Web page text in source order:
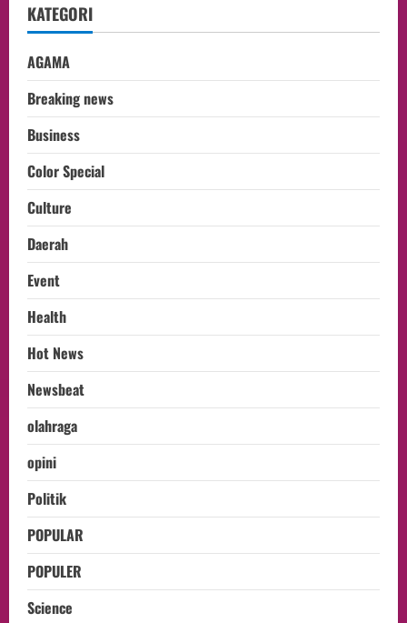
KATEGORI
AGAMA
Breaking news
Business
Color Special
Culture
Daerah
Event
Health
Hot News
Newsbeat
olahraga
opini
Politik
POPULAR
POPULER
Science